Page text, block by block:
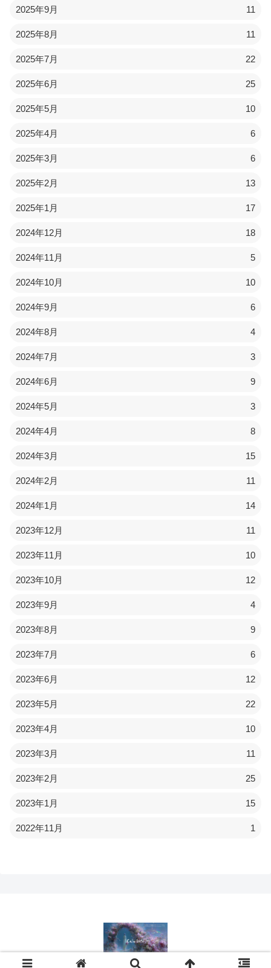
2025年9月 11
2025年8月 11
2025年7月 22
2025年6月 25
2025年5月 10
2025年4月 6
2025年3月 6
2025年2月 13
2025年1月 17
2024年12月 18
2024年11月 5
2024年10月 10
2024年9月 6
2024年8月 4
2024年7月 3
2024年6月 9
2024年5月 3
2024年4月 8
2024年3月 15
2024年2月 11
2024年1月 14
2023年12月 11
2023年11月 10
2023年10月 12
2023年9月 4
2023年8月 9
2023年7月 6
2023年6月 12
2023年5月 22
2023年4月 10
2023年3月 11
2023年2月 25
2023年1月 15
2022年11月 1
© 2022 Calmlife.